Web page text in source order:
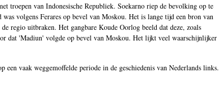
troepen van Indonesische Republiek. Soekarno riep de bevolking op te
volgens Ferares op bevel van Moskou. Het is lange tijd een bron van
regio uitbraken. Het gangbare Koude Oorlog beeld dat deze, zoals
dat 'Madiun' volgde op bevel van Moskou. Het lijkt veel waarschijnlijker
vaak weggemoffelde periode in de geschiedenis van Nederlands links.